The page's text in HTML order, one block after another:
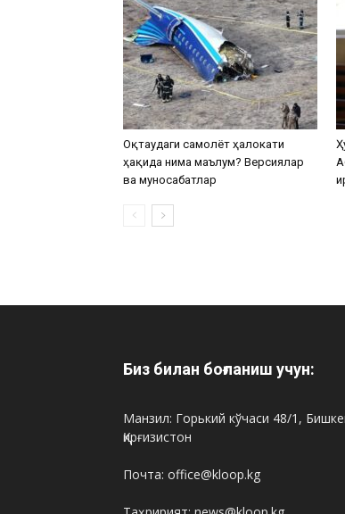
Оқтаудаги самолёт ҳалокати
ҳақида нима маълум? Версиялар
ва муносабатлар
Биз билан боғланиш учун:
Манзил: Горький кўчаси 48/1,
Қирғизистон
Почта: office@kloop.kg